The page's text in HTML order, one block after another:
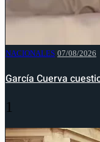
NACIONALES 07/08/2026
García Cuerva
1